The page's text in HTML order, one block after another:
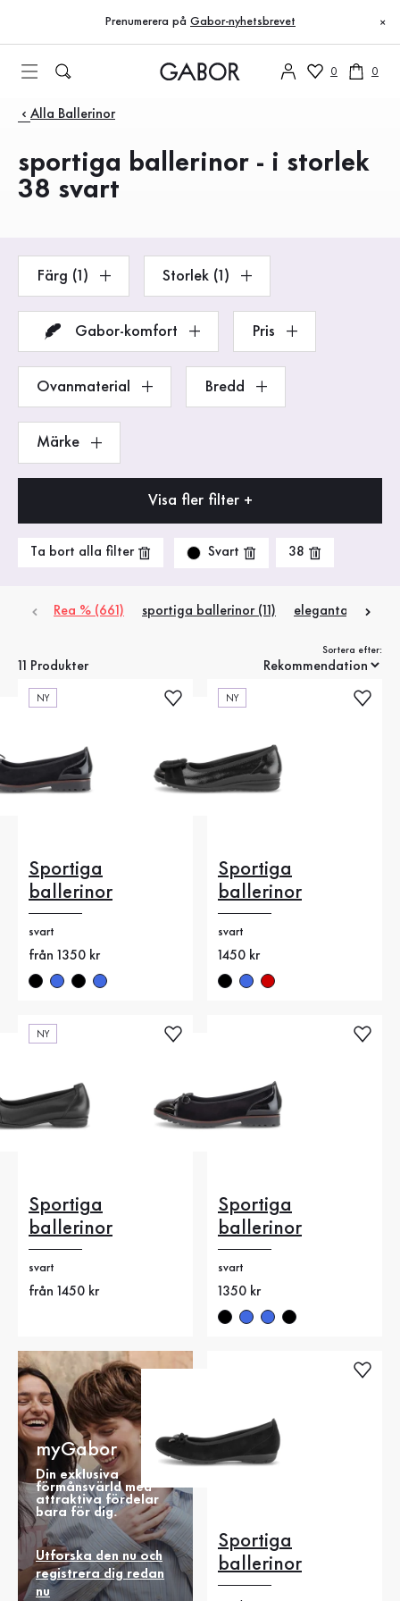
Till innehållsförteckning
Till huvudnavigation
Prenumerera på Gabor-nyhetsbrevet ×
0 0
Produkter
Alla Ballerinor
sportiga ballerinor - i storlek
38 svart
Färg (1) Storlek (1)
Gabor-komfort Pris
Ovanmaterial Bredd
Märke
Visa fler filter +
Ta bort alla filter Svart 38
Rea % (661) sportiga ballerinor (11) eleganta
11 Produkter
Sortera efter:
NY
Sportiga
ballerinor
svart
Nytt pris
från 1350 kr
NY
Sportiga
ballerinor
svart
Nytt pris
1450 kr
NY
Sportiga
ballerinor
svart
Nytt pris
från 1450 kr
Sportiga
ballerinor
svart
Nytt pris
1350 kr
myGabor
Din exklusiva
förmånsvärld med
attraktiva fördelar
bara för dig.
Utforska den nu och
registrera dig redan
nu
Sportiga
ballerinor